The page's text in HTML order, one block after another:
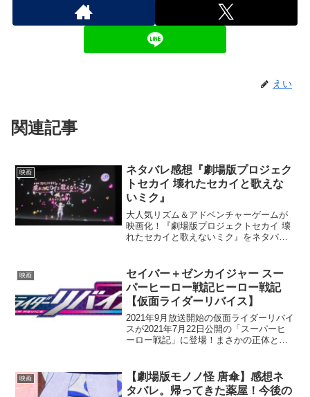
えい
関連記事
映画
ネタバレ感想『劇場版プロジェク
トセカイ 壊れたセカイと歌えな
いミク』
大人気リズム＆アドベンチャーゲームが
映画化！『劇場版プロジェクトセカイ 壊
れたセカイと歌えないミク』をネタバレ
映画
セイバー＋ゼンカイジャー スー
パーヒーロー戦記ヒーロー戦記
【仮面ライダーリバイス】
2021年9月放送開始の仮面ライダーリバイ
スが2021年7月22日公開の「スーパーヒ
ーロー戦記」に登場！まさかの正体と、
映画
【劇場版モノノ怪 唐傘】感想ネ
タバレ。帰ってきた薬屋！今後の